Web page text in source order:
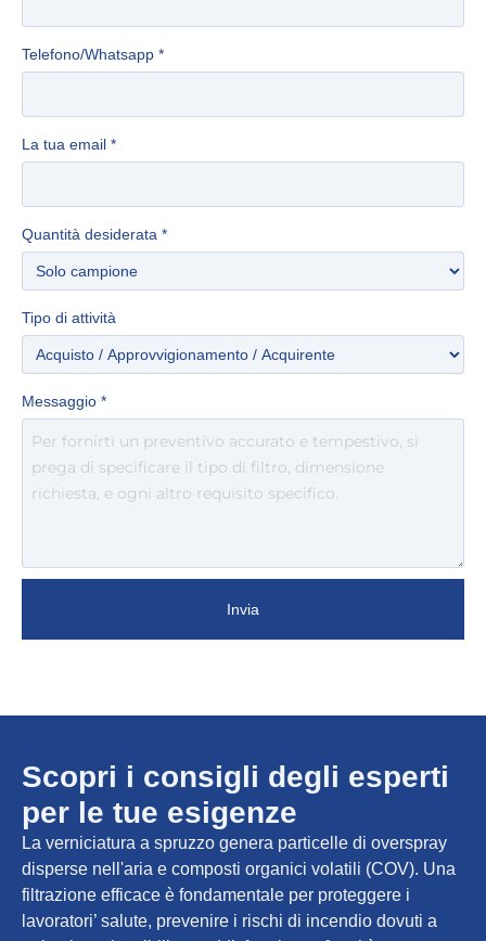
Telefono/Whatsapp *
La tua email *
Quantità desiderata *
Tipo di attività
Messaggio *
Invia
Scopri i consigli degli esperti
per le tue esigenze
La verniciatura a spruzzo genera particelle di overspray
disperse nell'aria e composti organici volatili (COV). Una
filtrazione efficace è fondamentale per proteggere i
lavoratori’ salute, prevenire i rischi di incendio dovuti a